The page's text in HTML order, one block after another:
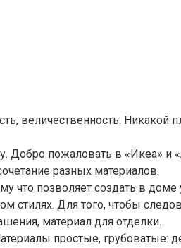
величественность.
пожаловать в «Икеа» и
разных материалов.
что позволяет создать в
стилях. Для того, чтобы
материал для отделки.
простые,